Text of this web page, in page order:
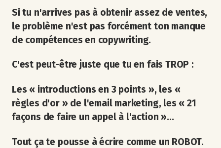
Si tu n'arrives pas à obtenir assez de ventes,
le problème n'est pas forcément ton manque
de compétences en copywriting.
C'est peut-être juste que tu en fais TROP :
Les « introductions en 3 points », les «
règles d'or » de l'email marketing, les « 21
façons de faire un appel à l'action »...
Tout ça te pousse à écrire comme un ROBOT.